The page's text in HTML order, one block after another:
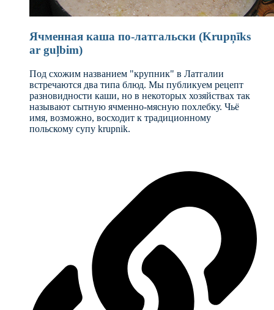
Ячменная каша по-латгальски (Krupņīks
ar guļbim)
Под схожим названием "крупник" в Латгалии
встречаются два типа блюд. Мы публикуем рецепт
разновидности каши, но в некоторых хозяйствах так
называют сытную ячменно-мясную похлебку. Чьё
имя, возможно, восходит к традиционному
польскому супу krupnik.